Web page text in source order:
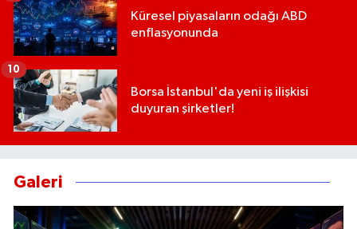
Küresel piyasaların odağı ABD
enflasyonunda
Borsa İstanbul'da yeni iş ilişkisi
duyuran şirketler!
10
Galeri